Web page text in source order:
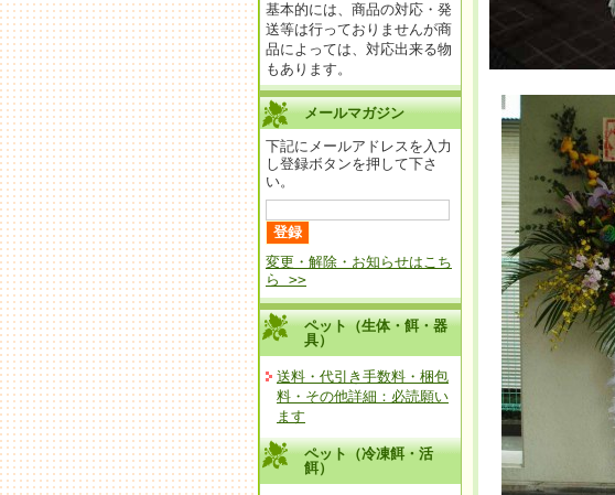
基本的には、商品の対応・発
送等は行っておりませんが商
品によっては、対応出来る物
もあります。
メールマガジン
下記にメールアドレスを入力
し登録ボタンを押して下さ
い。
変更・解除・お知らせはこち
ら >>
ペット（生体・餌・器
具）
送料・代引き手数料・梱包
料・その他詳細：必読願い
ます
ペット（冷凍餌・活
餌）